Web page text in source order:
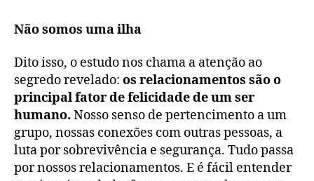
Não somos uma ilha
Dito isso, o estudo nos chama a atenção ao
segredo revelado: os relacionamentos são o
principal fator de felicidade de um ser
humano. Nosso senso de pertencimento a um
grupo, nossas conexões com outras pessoas, a
luta por sobrevivência e segurança. Tudo passa
por nossos relacionamentos. E é fácil entender